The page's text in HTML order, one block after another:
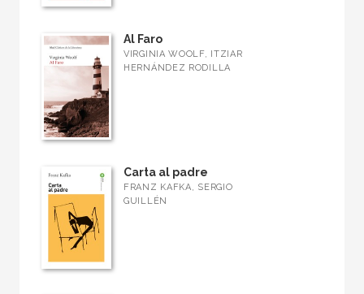
Al Faro
VIRGINIA WOOLF, ITZIAR
HERNÁNDEZ RODILLA
Carta al padre
FRANZ KAFKA, SERGIO
GUILLÉN